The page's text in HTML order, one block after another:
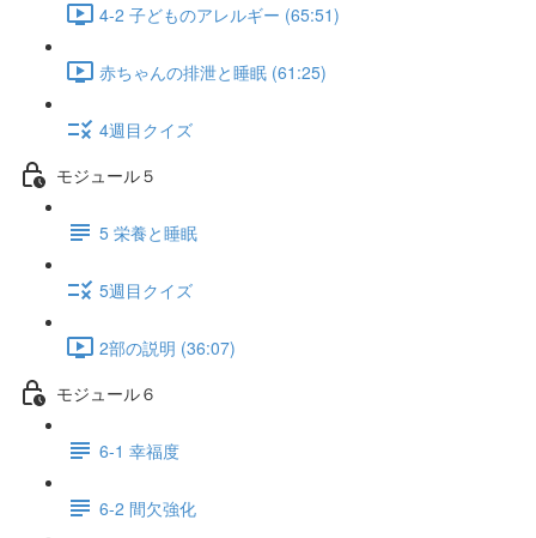
4-2 子どものアレルギー (65:51)
赤ちゃんの排泄と睡眠 (61:25)
4週目クイズ
モジュール５
5 栄養と睡眠
5週目クイズ
2部の説明 (36:07)
モジュール６
6-1 幸福度
6-2 間欠強化